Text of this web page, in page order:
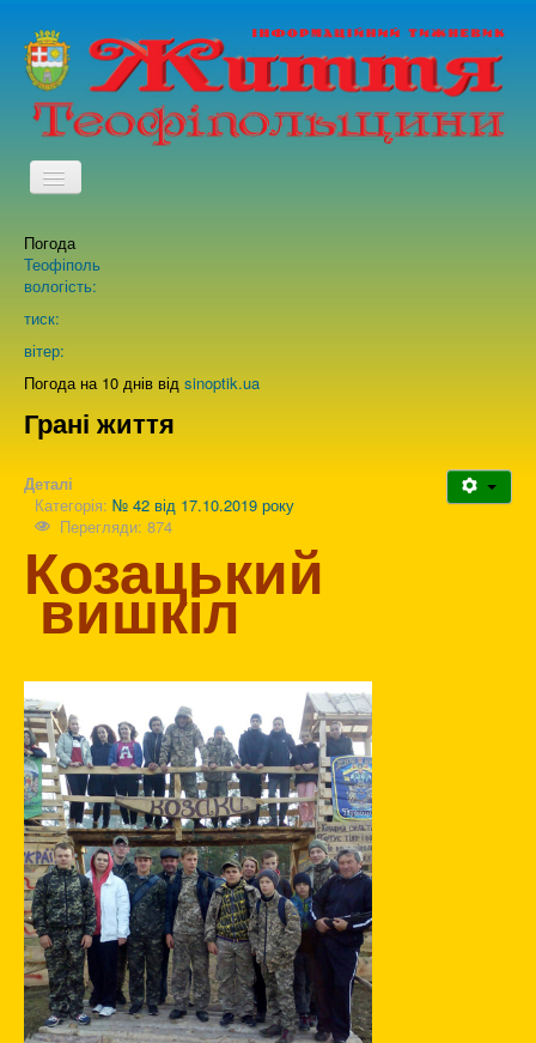
TPL_PROTOSTAR_TOGGLE_MENU
Про нас
Погода
Теофіполь
вологість:
тиск:
вітер:
Погода на 10 днів від sinoptik.ua
Грані життя
Деталі
Категорія: № 42 від 17.10.2019 року
Перегляди: 874
Козацький
вишкіл